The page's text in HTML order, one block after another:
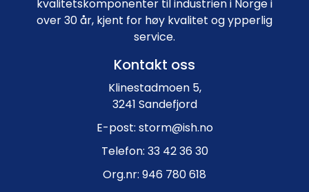
kvalitetskomponenter til industrien i Norge i
over 30 år, kjent for høy kvalitet og ypperlig
service.
Kontakt oss
Klinestadmoen 5,
3241 Sandefjord
E-post: storm@ish.no
Telefon: 33 42 36 30
Org.nr: 946 780 618